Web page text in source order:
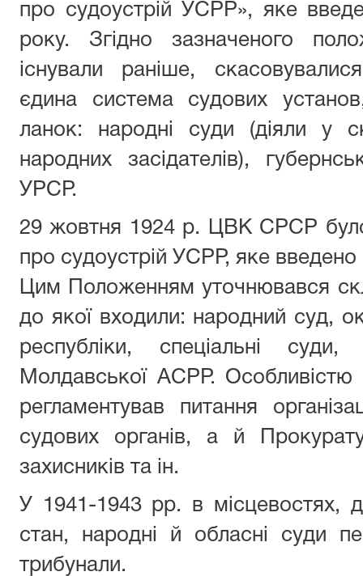
про судоустрій УСРР», яке
року. Згідно зазначеного
існували раніше,
єдина система судових
ланок: народні суди (діяли у
народних засідателів),
УРСР.
29 жовтня 1924 р. ЦВК СРСР
про судоустрій УСРР, яке
Цим Положенням уточнювався
до якої входили: народний суд,
республіки, спеціальні
Молдавської АСРР.
регламентував питання
судових органів, а й
захисників та ін.
У 1941-1943 рр. в місцевостях,
стан, народні й обласні суди
трибунали.